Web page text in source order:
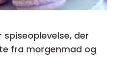
der
fra morgenmad og